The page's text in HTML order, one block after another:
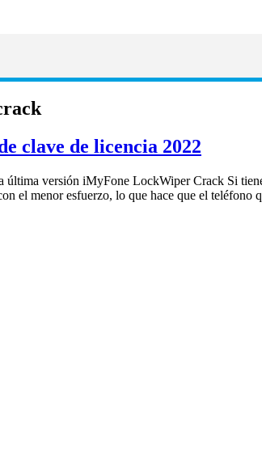
clave de licencia 2022
versión iMyFone LockWiper Crack Si
el menor esfuerzo, lo que hace que el